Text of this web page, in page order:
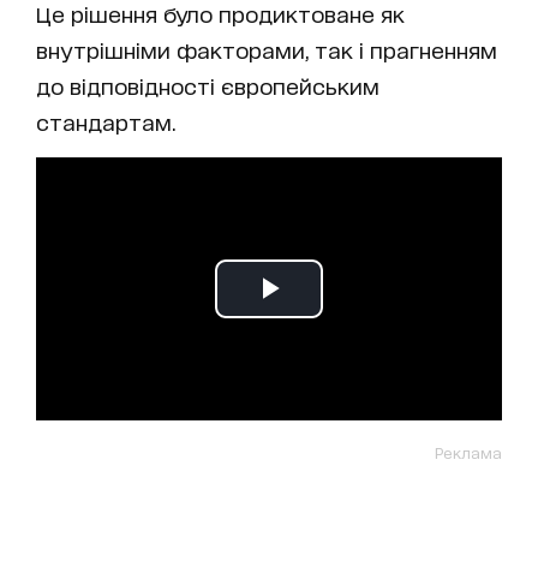
Це рішення було продиктоване як
внутрішніми факторами, так і прагненням
до відповідності європейським
стандартам.
Реклама